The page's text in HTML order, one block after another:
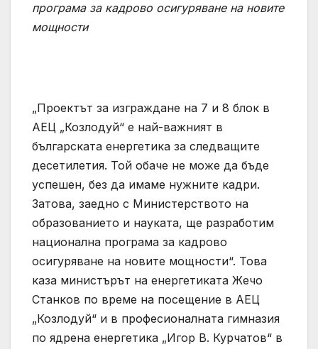
програма за кадрово осигуряване на новите
мощности
„Проектът за изграждане на 7 и 8 блок в
АЕЦ „Козлодуй“ е най-важният в
българската енергетика за следващите
десетилетия. Той обаче не може да бъде
успешен, без да имаме нужните кадри.
Затова, заедно с Министерството на
образованието и науката, ще разработим
национална програма за кадрово
осигуряване на новите мощности“. Това
каза министърът на енергетиката Жечо
Станков по време на посещение в АЕЦ
„Козлодуй“ и в професионалната гимназия
по ядрена енергетика „Игор В. Курчатов“ в